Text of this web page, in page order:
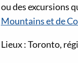
ou des excursions
Mountains et de
Lieux : Toronto,